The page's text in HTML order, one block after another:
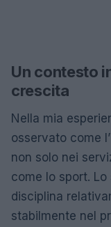
Un contesto
crescita
Nella mia
osservato come
non solo nei
come lo sport.
disciplina
stabilmente nel